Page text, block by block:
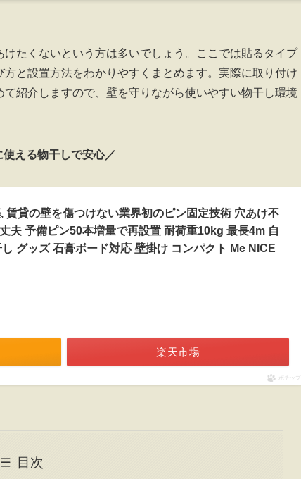
たくないという方は多いでしょう。ここでは貼るタイプ
と設置方法をわかりやすくまとめます。実際に取り付け
紹介しますので、壁を守りながら使いやすい物干し環境
使える物干しで安心／
賃貸の壁を傷つけない業界初のピン固定技術 穴あけ不
夫 予備ピン50本増量で再設置 耐荷重10kg 最長4m 自
グッズ 石膏ボード対応 壁掛け コンパクト Me NICE
楽天市場
ポチップ
目次